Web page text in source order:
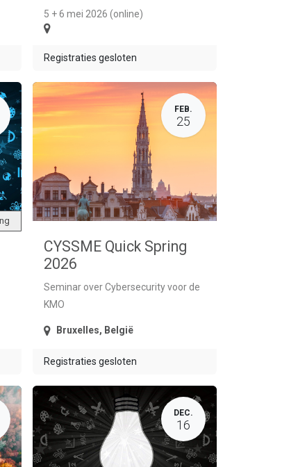
5 + 6 mei 2026 (online)
Registraties gesloten
FEB.
25
CYSSME Quick Spring
2026
Seminar over Cybersecurity voor de
KMO
Bruxelles, België
Registraties gesloten
DEC.
16